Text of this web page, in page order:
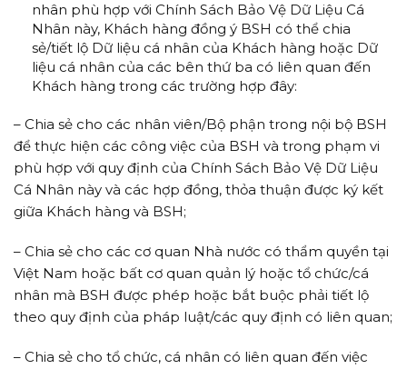
nhân phù hợp với Chính Sách Bảo Vệ Dữ Liệu Cá
Nhân này, Khách hàng đồng ý BSH có thể chia
sẻ/tiết lộ Dữ liệu cá nhân của Khách hàng hoặc Dữ
liệu cá nhân của các bên thứ ba có liên quan đến
Khách hàng trong các trường hợp đây:
– Chia sẻ cho các nhân viên/Bộ phận trong nội bộ BSH
để thực hiện các công việc của BSH và trong phạm vi
phù hợp với quy định của Chính Sách Bảo Vệ Dữ Liệu
Cá Nhân này và các hợp đồng, thỏa thuận được ký kết
giữa Khách hàng và BSH;
– Chia sẻ cho các cơ quan Nhà nước có thẩm quyền tại
Việt Nam hoặc bất cơ quan quản lý hoặc tổ chức/cá
nhân mà BSH được phép hoặc bắt buộc phải tiết lộ
theo quy định của pháp luật/các quy định có liên quan;
– Chia sẻ cho tổ chức, cá nhân có liên quan đến việc